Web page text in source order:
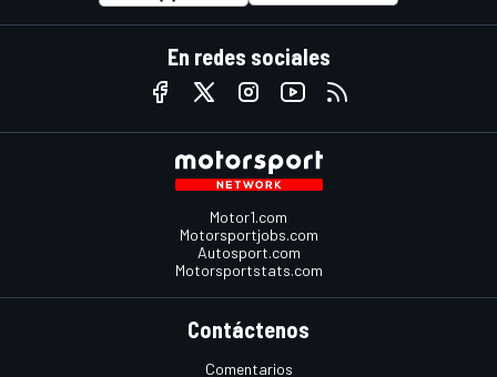
En redes sociales
Motor1.com
Motorsportjobs.com
Autosport.com
Motorsportstats.com
Contáctenos
Comentarios